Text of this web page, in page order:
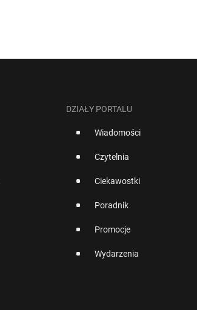
DZIAŁY PORTALU
Wiadomości
Czytelnia
Ciekawostki
Poradnik
Promocje
Wydarzenia